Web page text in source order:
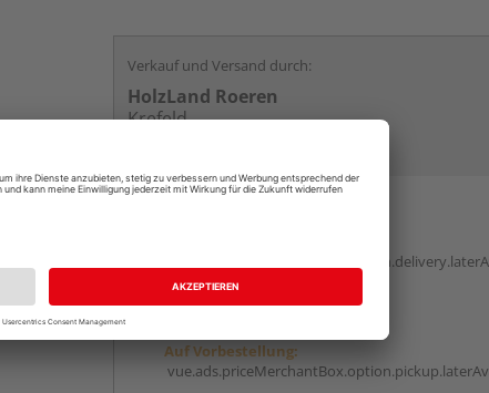
Verkauf und Versand durch:
HolzLand Roeren
Krefeld
Auf Vorbestellung: